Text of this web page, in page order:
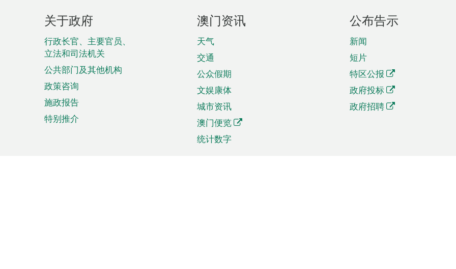
页
脚
菜
单
关于政府
行政长官、主要官员、
立法和司法机关
公共部门及其他机构
政策咨询
施政报告
特别推介
澳门资讯
天气
交通
公众假期
文娱康体
城市资讯
澳门便览
统计数字
公布告示
新闻
短片
特区公报
政府投标
政府招聘